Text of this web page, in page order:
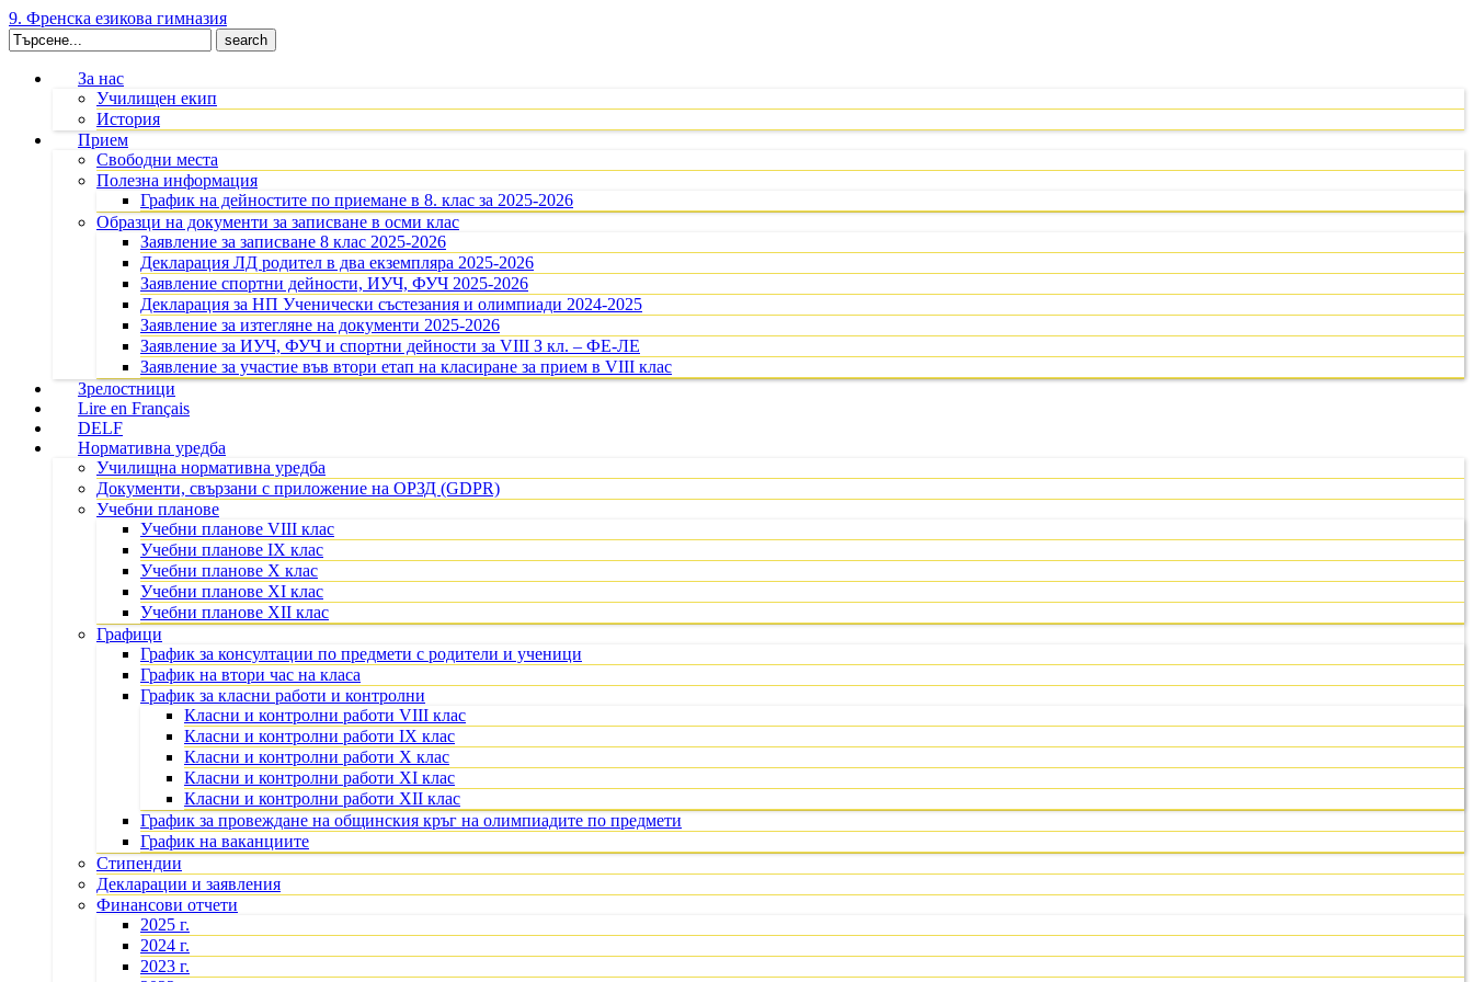
9. Френска езикова гимназия
Search
for:
За нас
Училищен екип
История
Прием
Свободни места
Полезна информация
График на дейностите по приемане в 8. клас за 2025-2026
Образци на документи за записване в осми клас
Заявление за записване 8 клас 2025-2026
Декларация ЛД родител в два екземпляра 2025-2026
Заявление спортни дейности, ИУЧ, ФУЧ 2025-2026
Декларация за НП Ученически състезания и олимпиади 2024-2025
Заявление за изтегляне на документи 2025-2026
Заявление за ИУЧ, ФУЧ и спортни дейности за VIII З кл. – ФЕ-ЛЕ
Заявление за участие във втори етап на класиране за прием в VIII клас
Зрелостници
Lire en Français
DELF
Нормативна уредба
Училищна нормативна уредба
Документи, свързани с приложение на ОРЗД (GDPR)
Учебни планове
Учебни планове VIII клас
Учебни планове IX клас
Учебни планове X клас
Учебни планове XI клас
Учебни планове XII клас
Графици
График за консултации по предмети с родители и ученици
График на втори час на класа
График за класни работи и контролни
Класни и контролни работи VIII клас
Класни и контролни работи IX клас
Класни и контролни работи X клас
Класни и контролни работи XI клас
Класни и контролни работи XII клас
График за провеждане на общинския кръг на олимпиадите по предмети
График на ваканциите
Стипендии
Декларации и заявления
Финансови отчети
2025 г.
2024 г.
2023 г.